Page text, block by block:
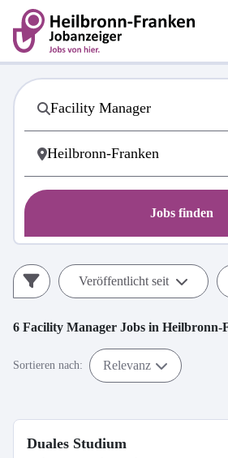
Jobs finden
Veröffentlicht seit
6 Facility Manager Jobs in Heilbronn-
Sortieren nach: Relevanz
Duales Studium